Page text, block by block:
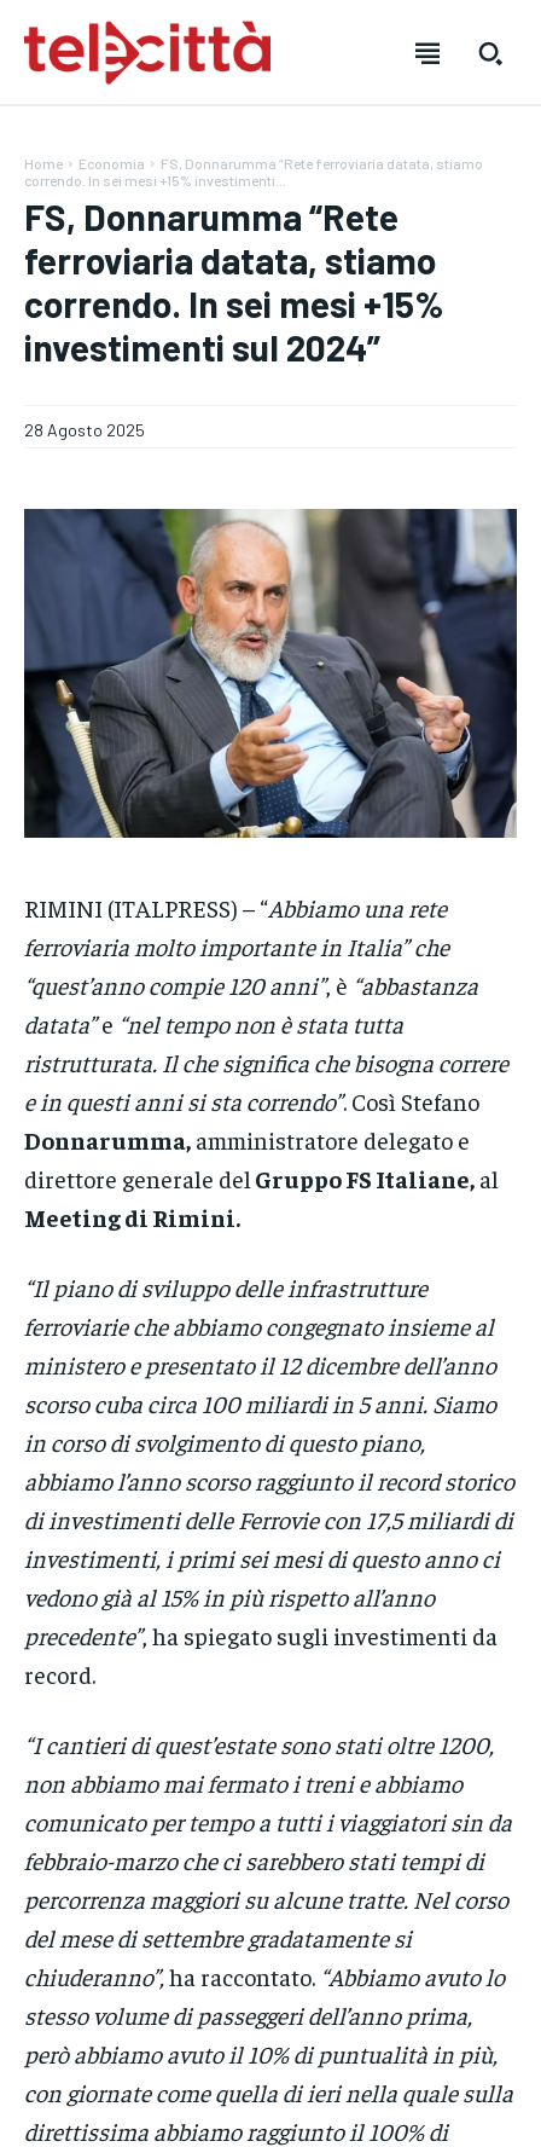
HOME
DIRETTA TELECITTÀ
CRONACA
VENETO
POLITICA
ECONOMIA
SPORT
GRUPPO
CONTATTI
HOME
DIRETTA TELECITTÀ
CRONACA
ECONOMIA
SPORT
GRUPPO
CONTATTI
HOME
DIRETTA TELECITTÀ
CRONACA
ECONOMIA
SPORT
GRUPPO
CONTATTI
Home Economia
FS, Donnarumma “Rete ferroviaria datata, stiamo
correndo. In sei mesi +15% investimenti...
FS, Donnarumma “Rete
ferroviaria datata, stiamo
correndo. In sei mesi +15%
investimenti sul 2024”
28 Agosto 2025
RIMINI (ITALPRESS) – “Abbiamo una rete
ferroviaria molto importante in Italia” che
“quest’anno compie 120 anni”, è “abbastanza
datata”e “nel tempo non è stata tutta
ristrutturata. Il che significa che bisogna correre
e in questi anni si sta correndo”. Così Stefano
Donnarumma, amministratore delegato e
direttore generale del Gruppo FS Italiane, al
Meeting di Rimini.
“Il piano di sviluppo delle infrastrutture
ferroviarie che abbiamo congegnato insieme al
ministero e presentato il 12 dicembre dell’anno
scorso cuba circa 100 miliardi in 5 anni. Siamo
in corso di svolgimento di questo piano,
abbiamo l’anno scorso raggiunto il record storico
di investimenti delle Ferrovie con 17,5 miliardi di
investimenti, i primi sei mesi di questo anno ci
vedono già al 15% in più rispetto all’anno
precedente”, ha spiegato sugli investimenti da
record.
“I cantieri di quest’estate sono stati oltre 1200,
non abbiamo mai fermato i treni e abbiamo
comunicato per tempo a tutti i viaggiatori sin da
febbraio-marzo che ci sarebbero stati tempi di
percorrenza maggiori su alcune tratte. Nel corso
del mese di settembre gradatamente si
chiuderanno”,ha raccontato. “Abbiamo avuto lo
stesso volume di passeggeri dell’anno prima,
però abbiamo avuto il 10% di puntualità in più,
con giornate come quella di ieri nella quale sulla
direttissima abbiamo raggiunto il 100% di